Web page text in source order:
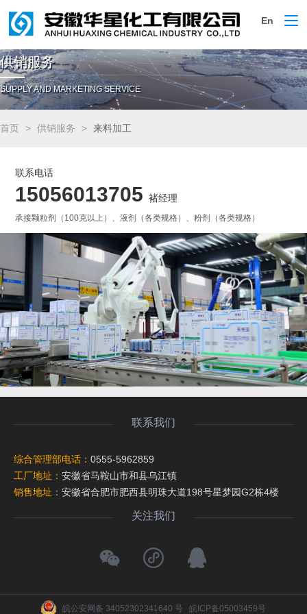
切
导
航
En
供销服务
SUPPLY AND MARKETING SERVICE
首页 供销服务 来料加工
联系电话
15056013705褚经理
承接颗粒剂（100克以上）、液剂（各类规格）、粉剂（各类规格）
联系我们
综合管理部电话： 0555-5962859
工厂地址： 安徽省马鞍山市和县乌江镇
销售地址： 安徽省合肥市肥西县明珠大道198号星梦园G2栋4楼
关注我们
皖公安网备 34052302341640 号 皖ICP备05003459号